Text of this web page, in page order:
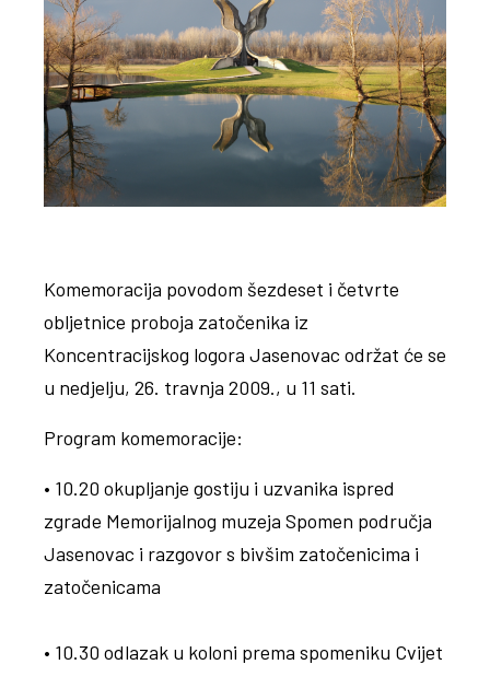
Komemoracija povodom šezdeset i četvrte
obljetnice proboja zatočenika iz
Koncentracijskog logora Jasenovac održat će se
u nedjelju, 26. travnja 2009., u 11 sati.
Program komemoracije:
• 10.20 okupljanje gostiju i uzvanika ispred
zgrade Memorijalnog muzeja Spomen područja
Jasenovac i razgovor s bivšim zatočenicima i
zatočenicama
• 10.30 odlazak u koloni prema spomeniku Cvijet